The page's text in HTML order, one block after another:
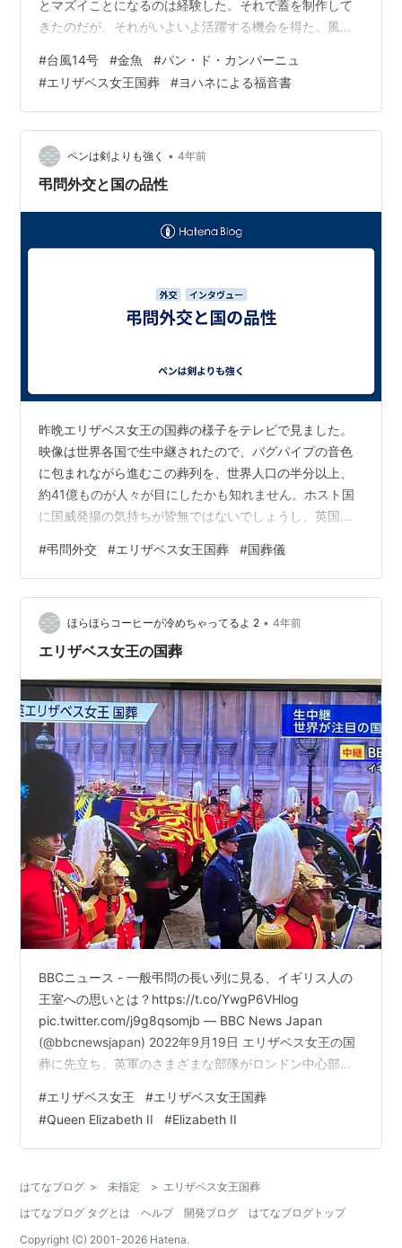
とマズイことになるのは経験した。それで蓋を制作して
きたのだが、それがいよいよ活躍する機会を得た。風で
が・・・この方法は原始的だがコレしか良い方法が見つ
からない。 構造的に蓋が開け閉め出来るように作るには
仕掛けが大がかりになるし、それを実現させるには一度
金魚鉢に使っている火鉢の水を抜いて、その下に基礎的
なモノを構築しなくてはならない。それは、やってやれ
ないワケではないが大がかり過ぎるし・・・見…
#台風14号 #金魚 #パン・ド・カンパーニュ
#エリザベス女王国葬 #ヨハネによる福音書
ペンは剣よりも強く • 4年前
弔問外交と国の品性
昨晩エリザベス女王の国葬の様子をテレビで見ました。
映像は世界各国で生中継されたので、バグパイプの音色
に包まれながら進むこの葬列を、世界人口の半分以上、
約41億ものが人々が目にしたかも知れません。ホスト国
に国威発揚の気持ちが皆無ではないでしょうし、英国民
す。しかし、全体として「品よく」儀式が進んでいった
ことには敬意をおぼえました。それを「国力」とか「国
の品格」とするならば、一週間後に「国葬儀」（という
より「偲ぶ会」）をとり行う日本が、世にどのような品
性（品格）を示すことになるのか。世論が割れる（反対
り…
#弔問外交 #エリザベス女王国葬 #国葬儀
ほらほらコーヒーが冷めちゃってるよ 2 • 4年前
エリザベス女王の国葬
BBCニュース - 一般弔問の長い列に見る、イギリス人の
王室への思いとは？https://t.co/YwgP6VHlog
pic.twitter.com/j9g8qsomjb — BBC News Japan
(@bbcnewsjapan) 2022年9月19日 エリザベス女王の国
葬に先立ち、英軍のさまざまな部隊がロンドン中心部を
News Japan (@bbcnewsjapan) 2022年9月19日 エリザ
ベス女王の国葬に先立ち、英軍のさまざまな部隊がロン
ドン中心部を行進しています。https://t.co/upa…
#エリザベス女王 #エリザベス女王国葬
#Queen Elizabeth II #Elizabeth II
はてなブログ > 未指定 > エリザベス女王国葬
はてなブログ タグとは
ヘルプ 開発ブログ
はてなブログトップ
Copyright (C) 2001-2026 Hatena.